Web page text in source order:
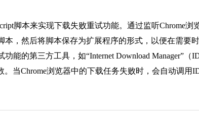
脚本来实现下载失败重试功能。通过监听Chrome
，然后将脚本保存为扩展程序的形式，以便在需要时
能的第三方工具，如“Internet Download Manager”
当Chrome浏览器中的下载任务失败时，会自动调